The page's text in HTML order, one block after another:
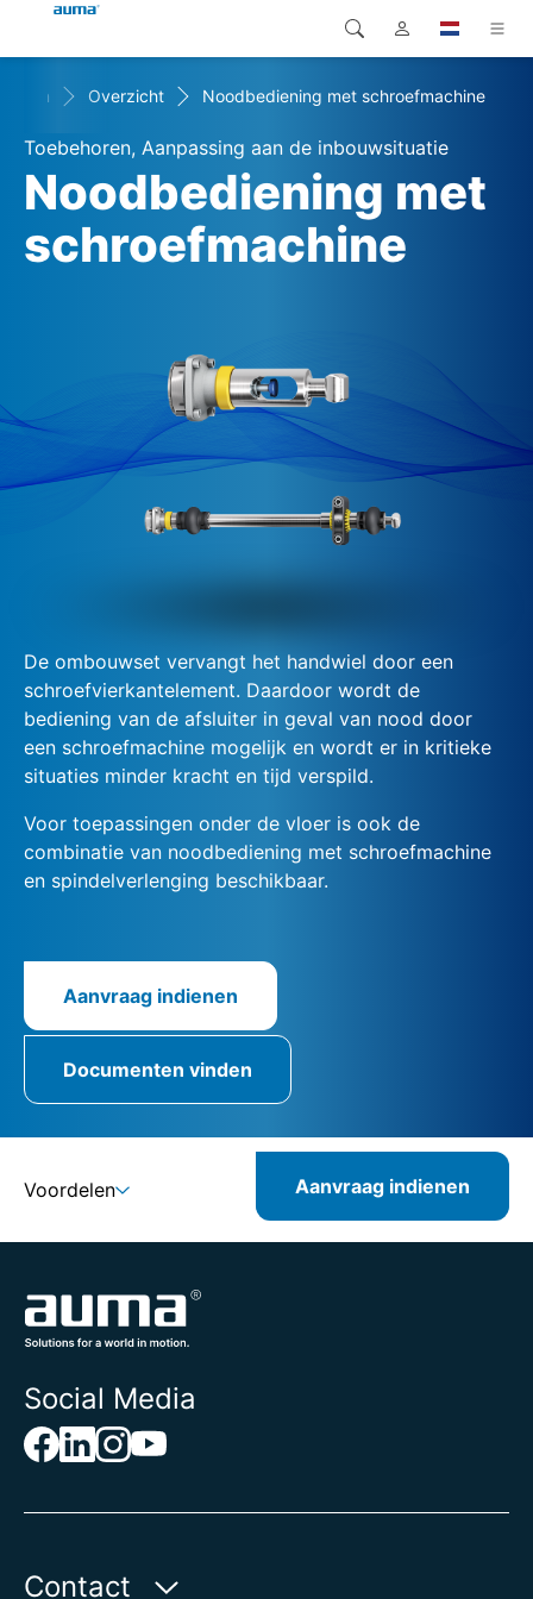
Producten
Oplossingen
Downloads
Contact
Global
Europa
Azië en Stille Oceaan
Zoekopdracht
Overzicht Noodbediening met schroefmachine
Toebehoren, Aanpassing aan de inbouwsituatie
Noodbediening met
schroefmachine
De ombouwset vervangt het handwiel door een
schroefvierkantelement. Daardoor wordt de
bediening van de afsluiter in geval van nood door
een schroefmachine mogelijk en wordt er in kritieke
situaties minder kracht en tijd verspild.
Voor toepassingen onder de vloer is ook de
combinatie van noodbediening met schroefmachine
en spindelverlenging beschikbaar.
Aanvraag indienen
Documenten vinden
Voordelen Aanvraag indienen
Social Media
Contact